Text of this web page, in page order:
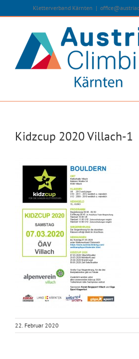
Inhalt
Kletterverband Kärnten |
Kidzcup 2020 Villach-1
22. Februar 2020